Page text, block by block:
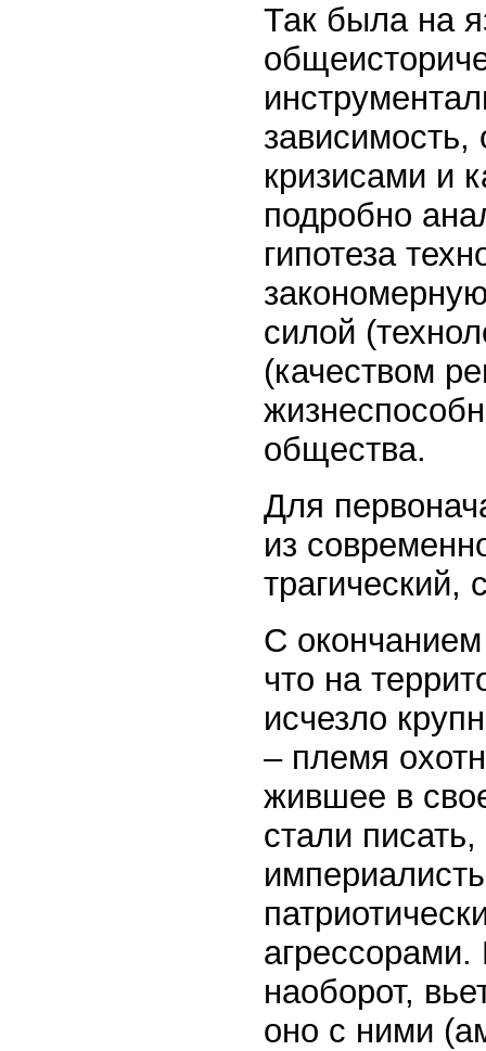
Так была на
кризисами и
подробно
гипотеза
силой
(качеством
общества.
Для
из
трагический,
С
что на
исчезло
– племя
жившее в
стали
агрессорами.
наоборот,
оно с ними